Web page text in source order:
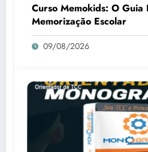
Curso Memokids: O
Memorização Escolar
09/08/2026